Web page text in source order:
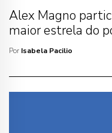
Alex Magno
maior estrela do
Por Isabela Pacilio